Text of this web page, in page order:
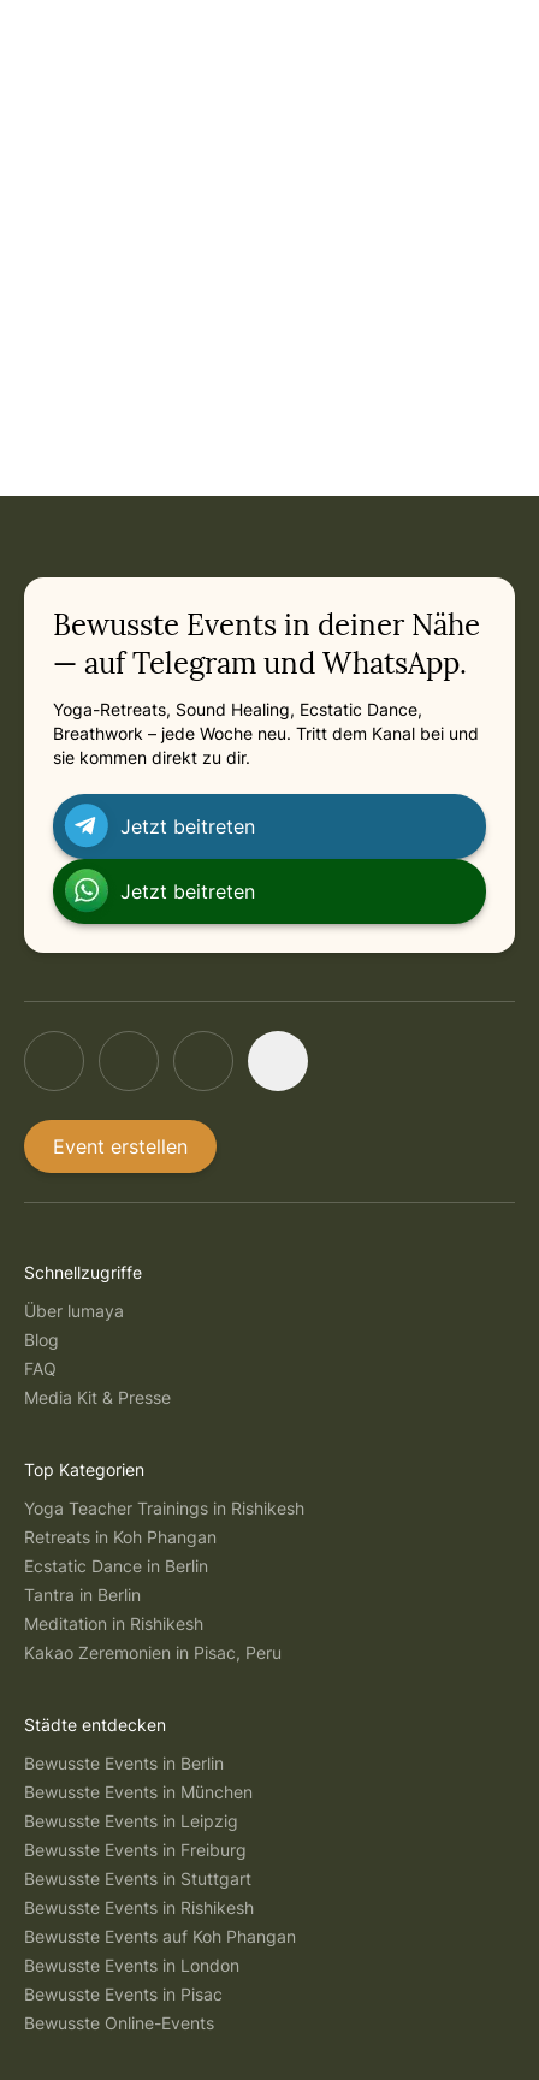
Bewusste Events in deiner Nähe
— auf Telegram und WhatsApp.
Yoga-Retreats, Sound Healing, Ecstatic Dance,
Breathwork – jede Woche neu. Tritt dem Kanal bei und
sie kommen direkt zu dir.
Jetzt beitreten
Jetzt beitreten
Event erstellen
Schnellzugriffe
Über lumaya
Blog
FAQ
Media Kit & Presse
Top Kategorien
Yoga Teacher Trainings in Rishikesh
Retreats in Koh Phangan
Ecstatic Dance in Berlin
Tantra in Berlin
Meditation in Rishikesh
Kakao Zeremonien in Pisac, Peru
Städte entdecken
Bewusste Events in Berlin
Bewusste Events in München
Bewusste Events in Leipzig
Bewusste Events in Freiburg
Bewusste Events in Stuttgart
Bewusste Events in Rishikesh
Bewusste Events auf Koh Phangan
Bewusste Events in London
Bewusste Events in Pisac
Bewusste Online-Events